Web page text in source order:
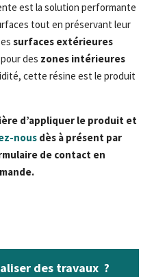
est la solution performante
tout en préservant leur
surfaces extérieures
des zones intérieures
cette résine est le produit
d’appliquer le produit et
nous dès à présent par
de contact en
des travaux ?